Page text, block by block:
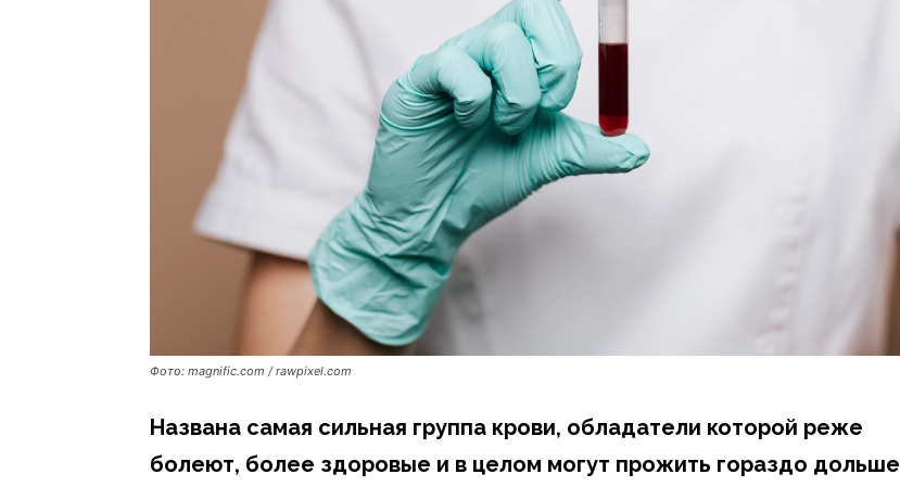
Фото: magnific.com / rawpixel.com
Названа самая сильная группа крови, обладатели которой реже
болеют, более здоровые и в целом могут прожить гораздо дольше